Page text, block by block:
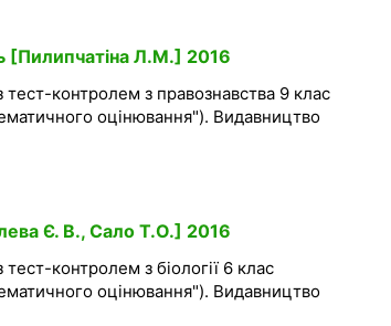
[Пилипчатіна Л.М.] 2016
контролем з правознавства 9 клас
оцінювання"). Видавництво
Є. В., Сало Т.О.] 2016
контролем з біології 6 клас
оцінювання"). Видавництво